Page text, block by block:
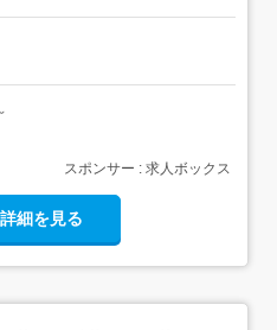
スポンサー : 求人ボックス
細を見る